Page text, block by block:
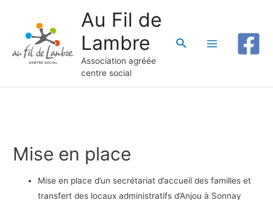
Au Fil de
Lambre
Association agréée
centre social
Rechercher
Mise en place
Mise en place d’un secrétariat d’accueil des familles et
transfert des locaux administratifs d’Anjou à Sonnay